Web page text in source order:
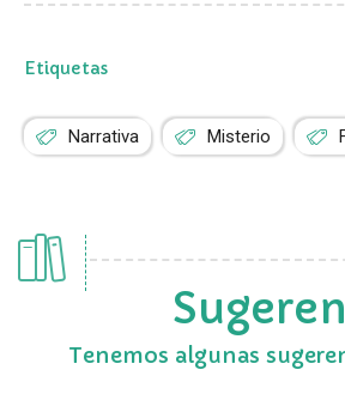
Etiquetas
Narrativa Misterio
Tenemos algunas